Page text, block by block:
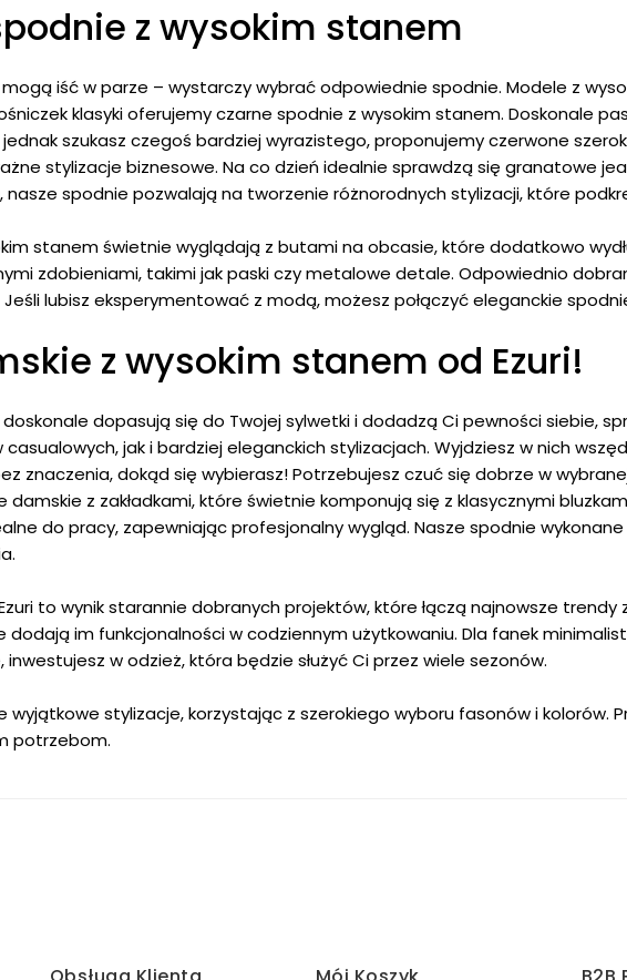
z wysokim stanem
iść w parze – wystarczy wybrać odpowiednie spodnie. Modele z
klasyki oferujemy czarne spodnie z wysokim stanem. Doskonale
szukasz czegoś bardziej wyrazistego, proponujemy czerwone
stylizacje biznesowe. Na co dzień idealnie sprawdzą się granatowe
nasze spodnie pozwalają na tworzenie różnorodnych stylizacji, które
stanem świetnie wyglądają z butami na obcasie, które dodatkowo
zdobieniami, takimi jak paski czy metalowe detale. Odpowiednio
lubisz eksperymentować z modą, możesz połączyć eleganckie
z wysokim stanem od Ezuri!
dopasują się do Twojej sylwetki i dodadzą Ci pewności siebie,
jak i bardziej eleganckich stylizacjach. Wyjdziesz w nich
znaczenia, dokąd się wybierasz! Potrzebujesz czuć się dobrze w
damskie z zakładkami, które świetnie komponują się z klasycznymi
do pracy, zapewniając profesjonalny wygląd. Nasze spodnie
to wynik starannie dobranych projektów, które łączą najnowsze
dodają im funkcjonalności w codziennym użytkowaniu. Dla fanek
w odzież, która będzie służyć Ci przez wiele sezonów.
wyjątkowe stylizacje, korzystając z szerokiego wyboru fasonów i kolorów.
potrzebom.